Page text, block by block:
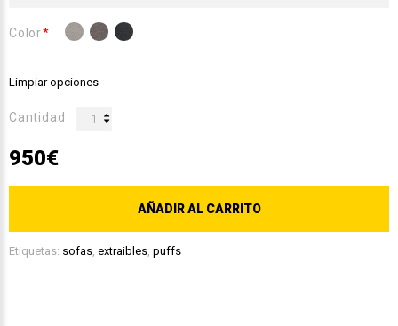
Color
Limpiar opciones
Cantidad
950€
AÑADIR AL CARRITO
Etiquetas: sofas, extraibles, puffs